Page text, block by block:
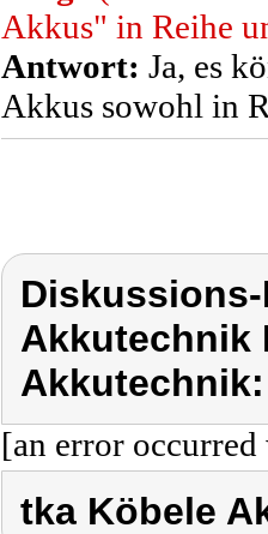
Akkus" in Reihe
Antwort: Ja, es
Akkus sowohl in
Akkutechnik
Akkutechnik:
[an error
tka Köbele